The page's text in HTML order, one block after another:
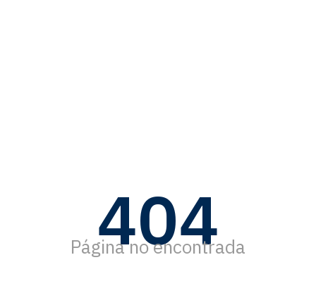
404
Página no encontrada